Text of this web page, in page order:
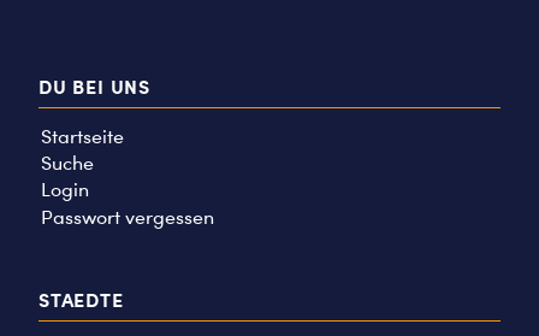
DU BEI UNS
Startseite
Suche
Login
Passwort vergessen
STAEDTE